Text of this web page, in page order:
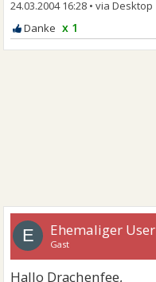
24.03.2004 16:28 •
x 1
E Ehemaliger User
Gast
Hallo Drachenfee,